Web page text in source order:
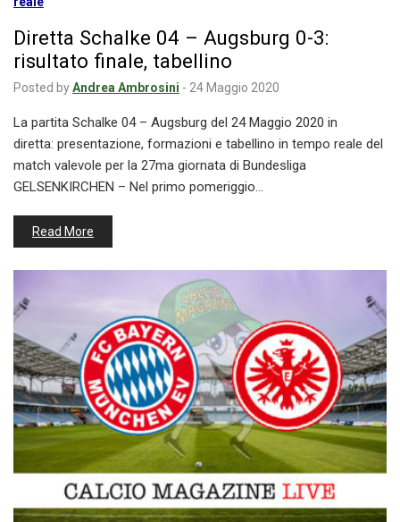
Diretta Schalke 04 – Augsburg 0-3:
risultato finale, tabellino
Posted byAndrea Ambrosini - 24 Maggio 2020
La partita Schalke 04 – Augsburg del 24 Maggio 2020 in
diretta: presentazione, formazioni e tabellino in tempo reale del
match valevole per la 27ma giornata di Bundesliga
GELSENKIRCHEN – Nel primo pomeriggio…
Read More